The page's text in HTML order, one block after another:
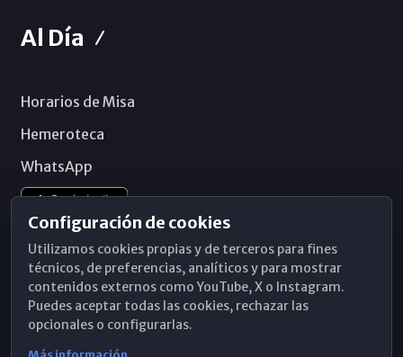
Al Día
Horarios de Misa
Hemeroteca
WhatsApp
Configuración de cookies
Utilizamos cookies propias y de terceros para fines
técnicos, de preferencias, analíticos y para mostrar
contenidos externos como YouTube, X o Instagram.
Puedes aceptar todas las cookies, rechazar las
opcionales o configurarlas.